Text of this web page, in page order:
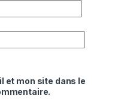
et mon site dans le